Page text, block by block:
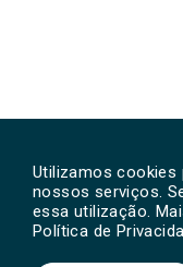
Utilizamos cookies
nossos serviços.
essa utilização.
Política de